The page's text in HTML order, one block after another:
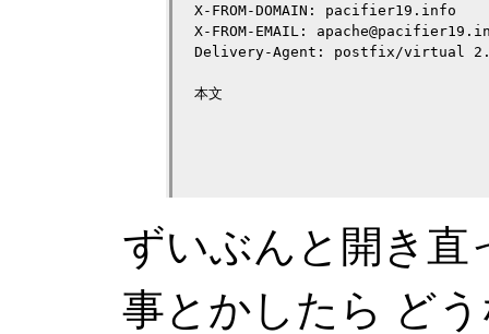
X-FROM-DOMAIN: pacifier19.info
X-FROM-EMAIL:
Delivery-Agent: postfix/virtual
本文
ずいぶんと開き直
事とかしたら ど